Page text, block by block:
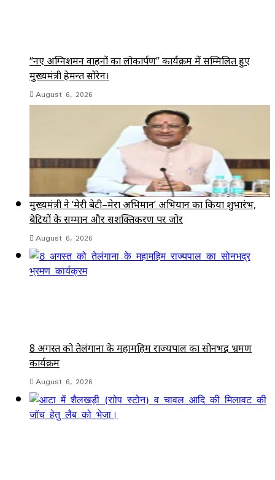
“नए अग्निशमन वाहनों का लोकार्पण” कार्यक्रम में सम्मिलित हुए
मुख्यमंत्री हेमन्त सोरेन।
August 6, 2026
मुख्यमंत्री ने ‘मेरी बेटी–मेरा अभिमान’ अभियान का किया शुभारंभ,
बेटियों के सम्मान और सशक्तिकरण पर जोर
August 6, 2026
8 अगस्त को तेलंगाना के महामहिम राज्यपाल का सोनभद्र भ्रमण
कार्यक्रम
August 6, 2026